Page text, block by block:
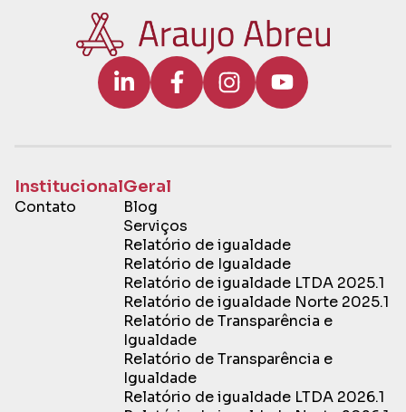
Institucional
Contato
Geral
Blog
Serviços
Relatório de igualdade
Relatório de Igualdade
Relatório de igualdade LTDA 2025.1
Relatório de igualdade Norte 2025.1
Relatório de Transparência e
Igualdade
Relatório de Transparência e
Igualdade
Relatório de igualdade LTDA 2026.1